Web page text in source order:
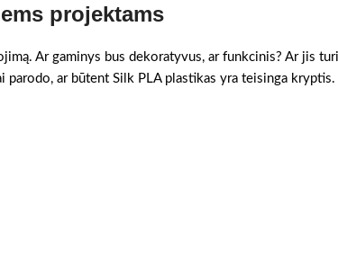
projektams
Ar gaminys bus dekoratyvus, ar funkcinis? Ar jis
parodo, ar būtent Silk PLA plastikas yra teisinga kryptis.